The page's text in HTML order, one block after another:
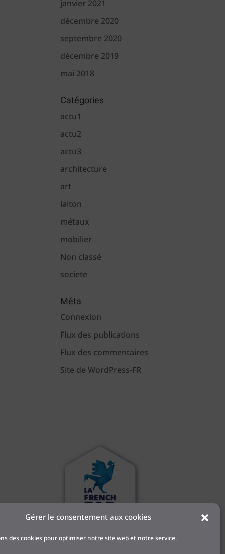
Gérer le consentement aux cookies
des cookies pour optimiser notre site web et notre service.
janvier 2021
décembre 2020
septembre 2020
décembre 2019
mai 2018
Catégories
actu1
actu2
actu3
architecture
art
laiton
métaux
mobilier
Non classé
societe
Méta
Connexion
Flux des publications
Flux des commentaires
Site de WordPress-FR